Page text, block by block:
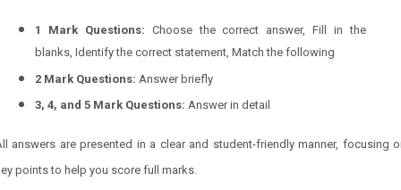
1 Mark Questions: Choose the correct answer, Fill in the
blanks, Identify the correct statement, Match the following
2 Mark Questions: Answer briefly
3, 4, and 5 Mark Questions: Answer in detail
answers are presented in a clear and student-friendly manner, focusing
points to help you score full marks.